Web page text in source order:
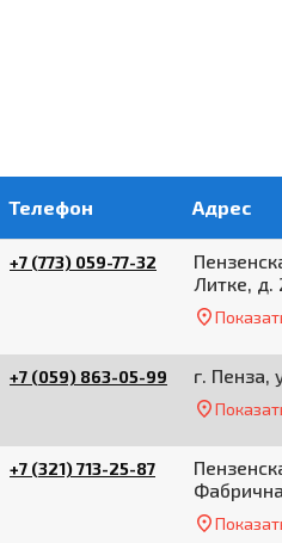
Телефон Адрес
+7 (773) 059-77-32
Литке, д.
+7 (059) 863-05-99 г. Пенза,
+7 (321) 713-25-87